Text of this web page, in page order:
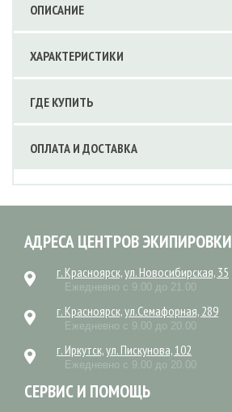
ОПИСАНИЕ
ХАРАКТЕРИСТИКИ
ГДЕ КУПИТЬ
ОПЛАТА И ДОСТАВКА
АДРЕСА ЦЕНТРОВ ЭКИПИРОВКИ
г. Красноярск, ул. Новосибирская, 35
Ежедневно с 9.00 до 21.00
г. Красноярск, ул.Семафорная, 289
Ежедневно с 9.00 до 20.00
г. Иркутск, ул. Пискунова, 102
Ежедневно с 9.00 до 20.00
СЕРВИС И ПОМОЩЬ